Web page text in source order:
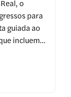
o
para
guiada ao
incluem